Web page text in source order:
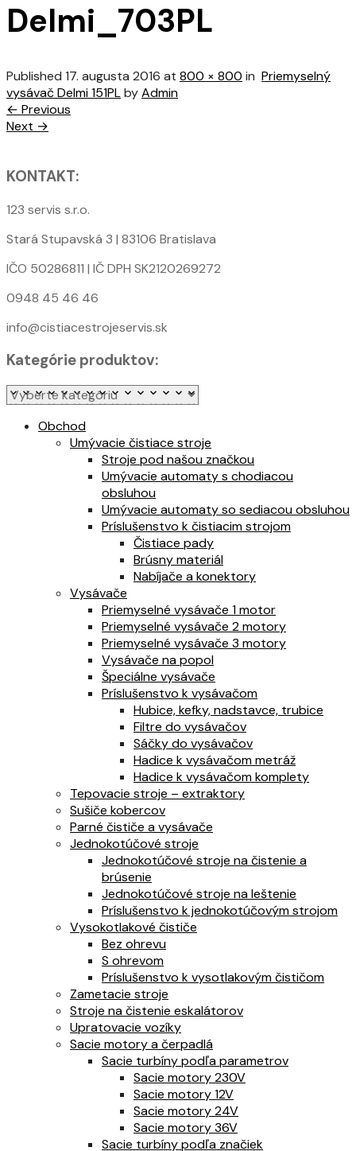
Delmi_703PL
Published 17. augusta 2016 at 800 × 800 in Priemyselný
vysávač Delmi 151PLbyAdmin
← Previous
Next →
KONTAKT:
123 servis s.r.o.
Stará Stupavská 3 | 83106 Bratislava
IČO 50286811 | IČ DPH SK2120269272
0948 45 46 46
info@cistiacestrojeservis.sk
Kategórie produktov:
Obchod
Umývacie čistiace stroje
Stroje pod našou značkou
Umývacie automaty s chodiacou
obsluhou
Umývacie automaty so sediacou obsluhou
Príslušenstvo k čistiacim strojom
Čistiace pady
Brúsny materiál
Nabíjače a konektory
Vysávače
Priemyselné vysávače 1 motor
Priemyselné vysávače 2 motory
Priemyselné vysávače 3 motory
Vysávače na popol
Špeciálne vysávače
Príslušenstvo k vysávačom
Hubice, kefky, nadstavce, trubice
Filtre do vysávačov
Sáčky do vysávačov
Hadice k vysávačom metráž
Hadice k vysávačom komplety
Tepovacie stroje – extraktory
Sušiče kobercov
Parné čističe a vysávače
Jednokotúčové stroje
Jednokotúčové stroje na čistenie a
brúsenie
Jednokotúčové stroje na leštenie
Príslušenstvo k jednokotúčovým strojom
Vysokotlakové čističe
Bez ohrevu
S ohrevom
Príslušenstvo k vysotlakovým čističom
Zametacie stroje
Stroje na čistenie eskalátorov
Upratovacie vozíky
Sacie motory a čerpadlá
Sacie turbíny podľa parametrov
Sacie motory 230V
Sacie motory 12V
Sacie motory 24V
Sacie motory 36V
Sacie turbíny podľa značiek